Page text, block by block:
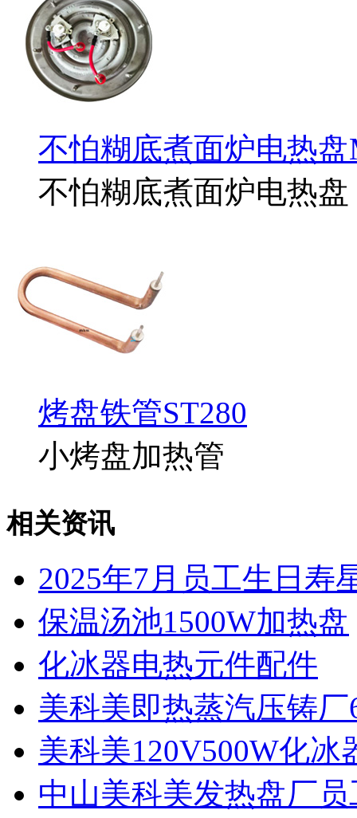
不怕糊底煮面炉电热盘
不怕糊底煮面炉电热盘
烤盘铁管ST280
小烤盘加热管
相关资讯
2025年7月员工生日寿
保温汤池1500W加热盘
化冰器电热元件配件
美科美即热蒸汽压铸
美科美120V500W化冰
中山美科美发热盘厂